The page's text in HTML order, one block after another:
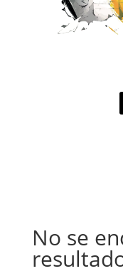
No se